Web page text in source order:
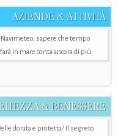
AZIENDE & ATTIVITÀ
Navimeteo, sapere che tempo
farà in mare conta ancora di più
& BENESSERE
dorata e protetta? Il segreto